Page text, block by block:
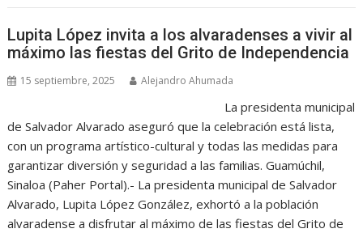
Lupita López invita a los alvaradenses a vivir al
máximo las fiestas del Grito de Independencia
15 septiembre, 2025 Alejandro Ahumada
La presidenta municipal
de Salvador Alvarado aseguró que la celebración está lista,
con un programa artístico-cultural y todas las medidas para
garantizar diversión y seguridad a las familias. Guamúchil,
Sinaloa (Paher Portal).- La presidenta municipal de Salvador
Alvarado, Lupita López González, exhortó a la población
alvaradense a disfrutar al máximo de las fiestas del Grito de